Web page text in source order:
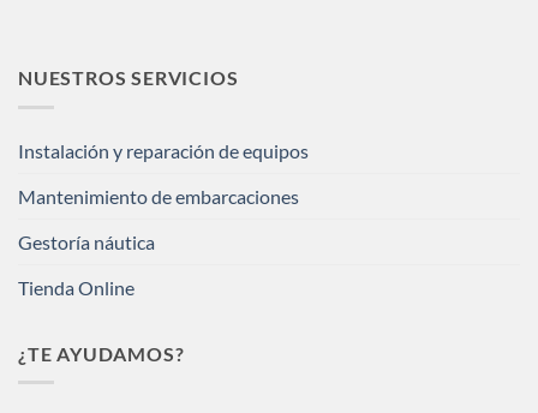
NUESTROS SERVICIOS
Instalación y reparación de equipos
Mantenimiento de embarcaciones
Gestoría náutica
Tienda Online
¿TE AYUDAMOS?